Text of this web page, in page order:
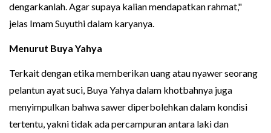
dengarkanlah. Agar supaya kalian mendapatkan rahmat,"
jelas Imam Suyuthi dalam karyanya.
Menurut Buya Yahya
Terkait dengan etika memberikan uang atau nyawer seorang
pelantun ayat suci, Buya Yahya dalam khotbahnya juga
menyimpulkan bahwa sawer diperbolehkan dalam kondisi
tertentu, yakni tidak ada percampuran antara laki dan